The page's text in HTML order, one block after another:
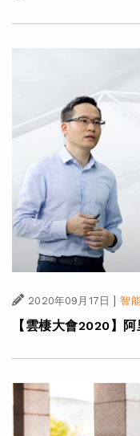
2020年09月17日 | 智
【雲棲大會2020】